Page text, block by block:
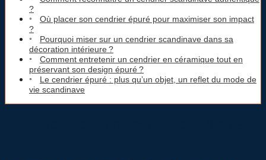
?
Où placer son cendrier épuré pour maximiser son impact
?
Pourquoi miser sur un cendrier scandinave dans sa
décoration intérieure ?
Comment entretenir un cendrier en céramique tout en
préservant son design épuré ?
Le cendrier épuré : plus qu’un objet, un reflet du mode de
vie scandinave